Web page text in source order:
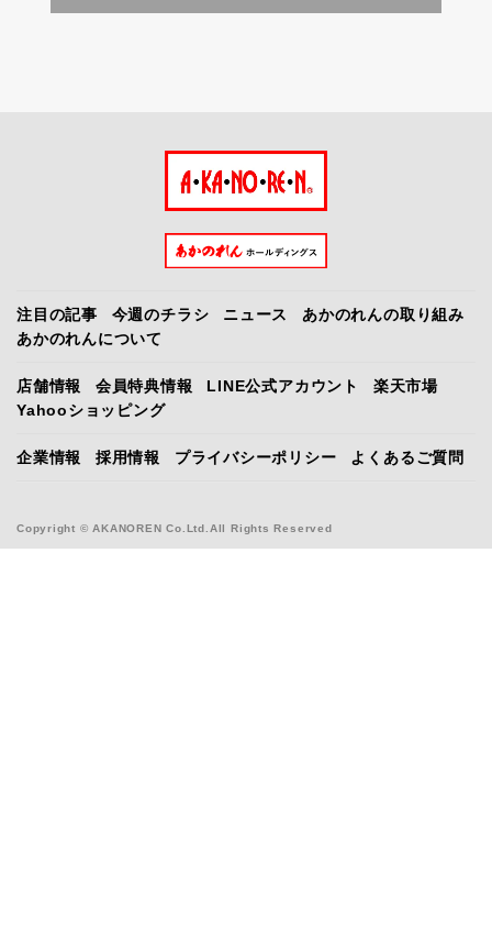
Copyright © AKANOREN Co.Ltd.All Rights Reserved
注目の記事 今週のチラシ ニュース
あかのれんの取り組み
あかのれんについて
店舗情報 会員特典情報 LINE公式アカウント
楽天市場
Yahooショッピング
企業情報 採用情報 プライバシーポリシー よくあるご質問